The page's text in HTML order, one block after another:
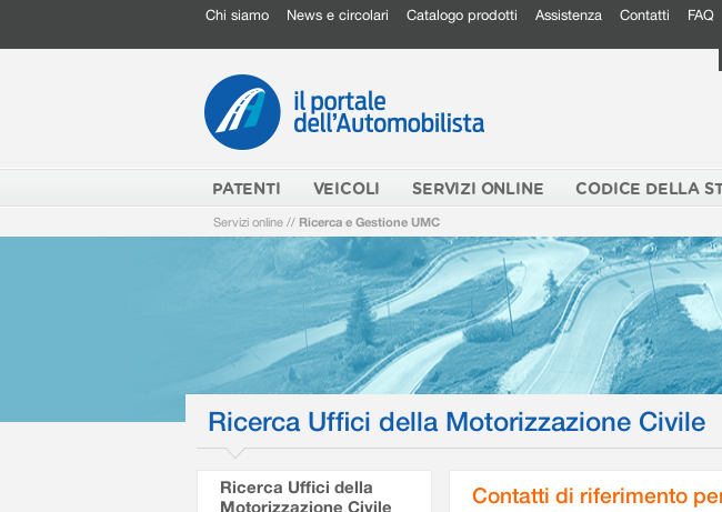
Chi siamo News e circolari Catalogo prodotti Assistenza Contatti FAQ
PATENTI VEICOLI SERVIZI ONLINE CODICE DELLA
Servizi online // Ricerca e Gestione UMC
Ricerca Uffici della Motorizzazione Civile
Ricerca Uffici della
Motorizzazione Civile
Contatti di riferimento per